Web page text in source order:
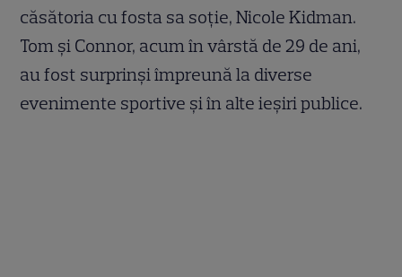
căsătoria cu fosta sa soție, Nicole Kidman.
Tom și Connor, acum în vârstă de 29 de ani,
au fost surprinși împreună la diverse
evenimente sportive și în alte ieșiri publice.